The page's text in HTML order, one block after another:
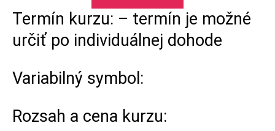
Termín kurzu: – termín je možné
určiť po individuálnej dohode
Variabilný symbol:
Rozsah a cena kurzu: